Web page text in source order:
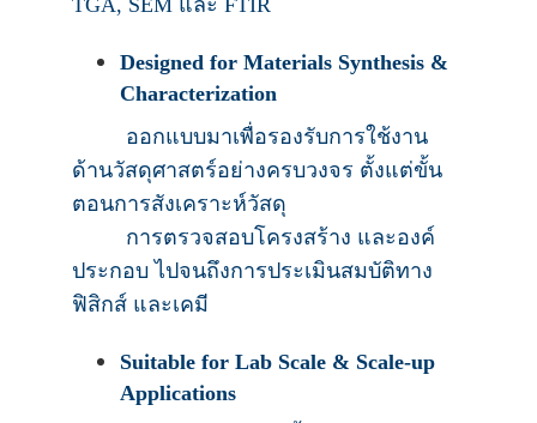
TGA, SEM และ FTIR
Designed for Materials Synthesis &
Characterization
ออกแบบมาเพื่อรองรับการใช้งาน
ด้านวัสดุศาสตร์อย่างครบวงจร ตั้งแต่ขั้น
ตอนการสังเคราะห์วัสดุ
การตรวจสอบโครงสร้าง และองค์
ประกอบ ไปจนถึงการประเมินสมบัติทาง
ฟิสิกส์ และเคมี
Suitable for Lab Scale & Scale-up
Applications